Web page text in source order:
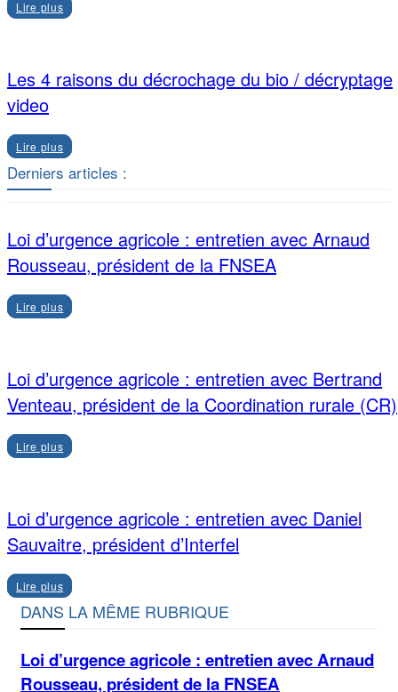
Lire plus
Les 4 raisons du décrochage du bio / décryptage
video
Lire plus
Derniers articles :
Loi d’urgence agricole : entretien avec Arnaud
Rousseau, président de la FNSEA
Lire plus
Loi d’urgence agricole : entretien avec Bertrand
Venteau, président de la Coordination rurale (CR)
Lire plus
Loi d’urgence agricole : entretien avec Daniel
Sauvaitre, président d’Interfel
Lire plus
DANS LA MÊME RUBRIQUE
Loi d’urgence agricole : entretien avec Arnaud
Rousseau, président de la FNSEA